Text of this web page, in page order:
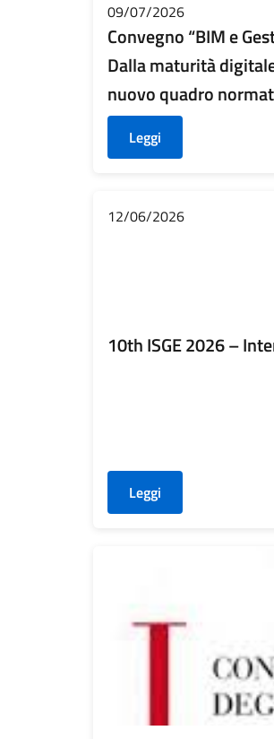
09/07/2026
Convegno “BIM e
Dalla maturità
nuovo quadro
Leggi
12/06/2026
10th ISGE 2026 –
Leggi